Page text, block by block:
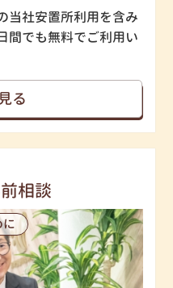
当社安置所利用を含み
間でも無料でご利用い
る
相談